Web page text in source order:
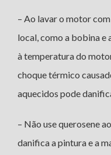
– Ao lavar o motor
local, como a bobina e
à temperatura do
choque térmico
aquecidos pode
– Não use querosene
danifica a pintura e a